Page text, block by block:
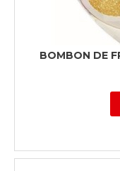
BOMBON DE